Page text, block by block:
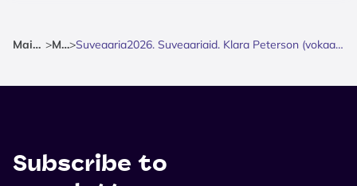
Mainpage > Music> Suveaaria2026. Suveaariaid. Klara Peterson (vokaal), Karl Kallastu (vokaal, klaver)
Subscribe to